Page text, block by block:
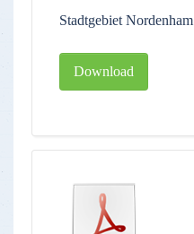
Stadtgebiet Nordenham
Download